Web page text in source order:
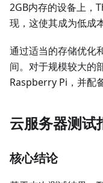
2GB内存的设备上，
现，这使其成为低成
通过适当的存储优化
间。对于规模较大的
Raspberry Pi，并配
云服务器测试
核心结论